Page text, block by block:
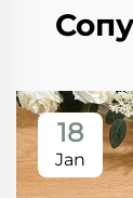
18
Jan